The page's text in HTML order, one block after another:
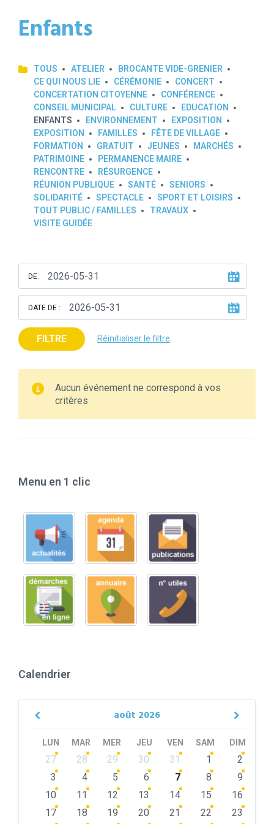
Enfants
TOUS ATELIER
BROCANTE VIDE-GRENIER
CE QUI NOUS LIE
CÉRÉMONIE
CONCERT
CONCERTATION CITOYENNE
CONFÉRENCE
CONSEIL MUNICIPAL
CULTURE
EDUCATION
ENFANTS
ENVIRONNEMENT
EXPOSITION
EXPOSITION
FAMILLES
FÊTE DE VILLAGE
FORMATION
GRATUIT JEUNES
MARCHÉS
PATRIMOINE
PERMANENCE MAIRE
RENCONTRE
RÉSURGENCE
RÉUNION PUBLIQUE
SANTÉ
SENIORS
SOLIDARITÉ
SPECTACLE
SPORT ET LOISIRS
TOUT PUBLIC / FAMILLES
TRAVAUX
VISITE GUIDÉE
DE:
DATE DE :
FILTRE Réinitialiser le filtre
Aucun événement ne correspond à vos
critères
Menu en 1 clic
Calendrier
août 2026
Previous
LUN MAR MER JEU VEN SAM DIM
Skip
calendar
27 28 29 30 31 1
2
3
4 5 6 7 8
9
10
11 12 13 14 15
16
17
18 19 20 21 22
23